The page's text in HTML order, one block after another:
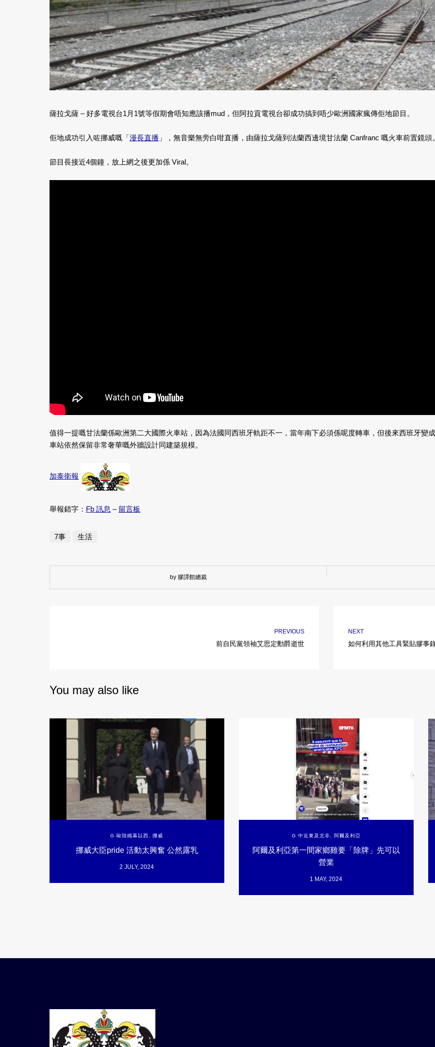
薩拉戈薩 – 好多電視台1月1號等假期會唔知應該播mud，但阿拉貢電視台卻成功搞到唔少歐洲國家瘋傳佢地節目。
佢地成功引入咗挪威嘅「漫長直播 」，無音樂無旁白咁直播，由薩拉戈薩到法蘭西邊境甘法蘭 Canfranc 嘅火車前置鏡頭
節目長接近4個鐘，放上網之後更加係 Viral。
值得一提嘅甘法蘭係歐洲第二大國際火車站，因為法國同西班牙軌距不一，當年南下必須係呢度轉車，但後來西班牙變
車站依然保留非常奢華嘅外牆設計同建築規模。
加泰衛報
舉報錯字： Fb 訊息 – 留言板
7事 生活
by 膠譯館總裁
PREVIOUS
前自民黨領袖艾思定勳爵逝世
NEXT
如何利用其他工具緊貼膠事
You may also like
G 歐陸鐵幕以西 ,挪威
挪威大臣pride 活動太興奮 公然露乳
2 JULY, 2024
G 中近東及北非 阿爾及利亞
阿爾及利亞第一間家鄉雞要「除牌」先可以
營業
1 MAY, 2024